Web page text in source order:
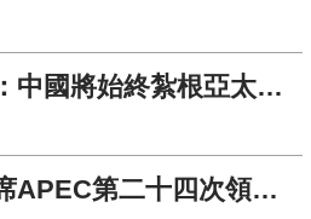
習近平以地瓜為喻：中國將始終紮根亞太、建設亞太、造福亞太
習近平抵達利馬出席APEC第二十四次領導人非正式會議並對秘魯進行國事訪問